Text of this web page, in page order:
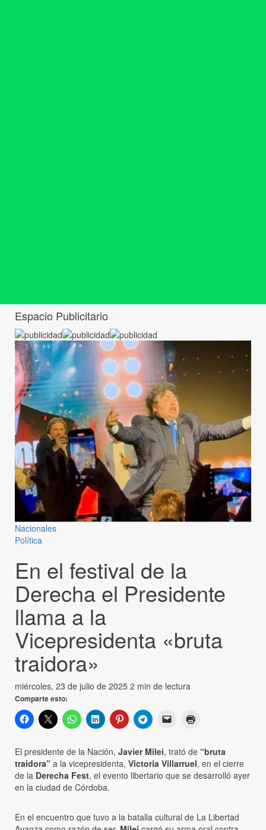
Espacio Publicitario
Nacionales
Política
En el festival de la
Derecha el Presidente
llama a la
Vicepresidenta «bruta
traidora»
miércoles, 23 de julio de 2025 2 min de lectura
Comparte esto:
El presidente de la Nación, Javier Milei, trató de “bruta
traidora” a la vicepresidenta, Victoria Villarruel, en el cierre
de la Derecha Fest, el evento libertario que se desarrolló ayer
en la ciudad de Córdoba.
En el encuentro que tuvo a la batalla cultural de La Libertad